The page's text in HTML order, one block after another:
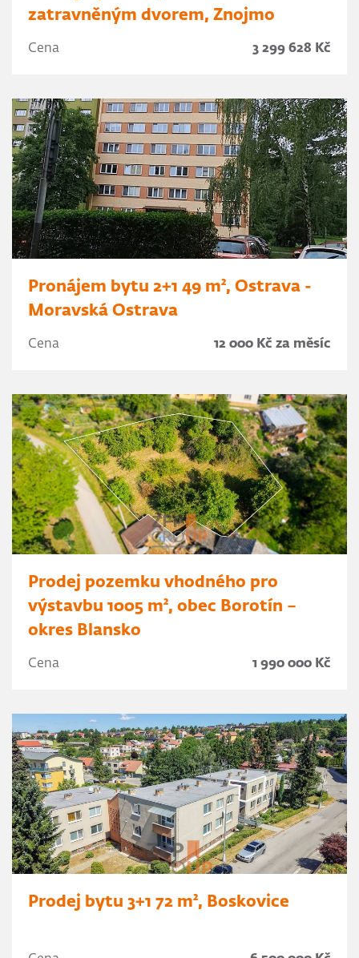
zatravněným dvorem, Znojmo
Cena 3 299 628 Kč
Pronájem bytu 2+1 49 m², Ostrava -
Moravská Ostrava
Cena 12 000 Kč za měsíc
Prodej pozemku vhodného pro
výstavbu 1005 m², obec Borotín –
okres Blansko
Cena 1 990 000 Kč
Prodej bytu 3+1 72 m², Boskovice